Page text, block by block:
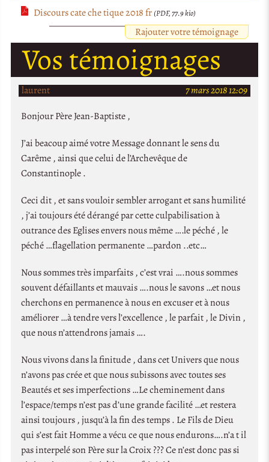
Discours cate che tique 2018 fr (PDF, 77.9 kio)
Rajouter votre témoignage
Vos témoignages
laurent
7 mars 2018 12:09
Bonjour Père Jean-Baptiste ,
J’ai beacoup aimé votre Message donnant le sens du
Carême , ainsi que celui de l’Archevêque de
Constantinople .
Ceci dit , et sans vouloir sembler arrogant et sans humilité
, j’ai toujours été dérangé par cette culpabilisation à
outrance des Eglises envers nous même ….le péché , le
péché …flagellation permanente …pardon ..etc…
Nous sommes très imparfaits , c’est vrai ….nous sommes
souvent défaillants et mauvais ….nous le savons …et nous
cherchons en permanence à nous en excuser et à nous
améliorer …à tendre vers l’excellence , le parfait , le Divin ,
que nous n’attendrons jamais ….
Nous vivons dans la finitude , dans cet Univers que nous
n’avons pas crée et que nous subissons avec toutes ses
Beautés et ses imperfections …Le cheminement dans
l’espace/temps n’est pas d’une grande facilité …et restera
ainsi toujours , jusqu’à la fin des temps . Le Fils de Dieu
qui s’est fait Homme a vécu ce que nous endurons….n’a t il
pas interpelé son Père sur la Croix ??? Ce n’est donc pas si